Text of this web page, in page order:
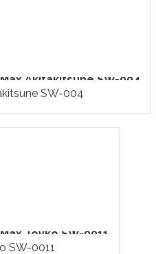
Akitakitsune SW-004
SW-004
Toyko SW-0011
SW-0011